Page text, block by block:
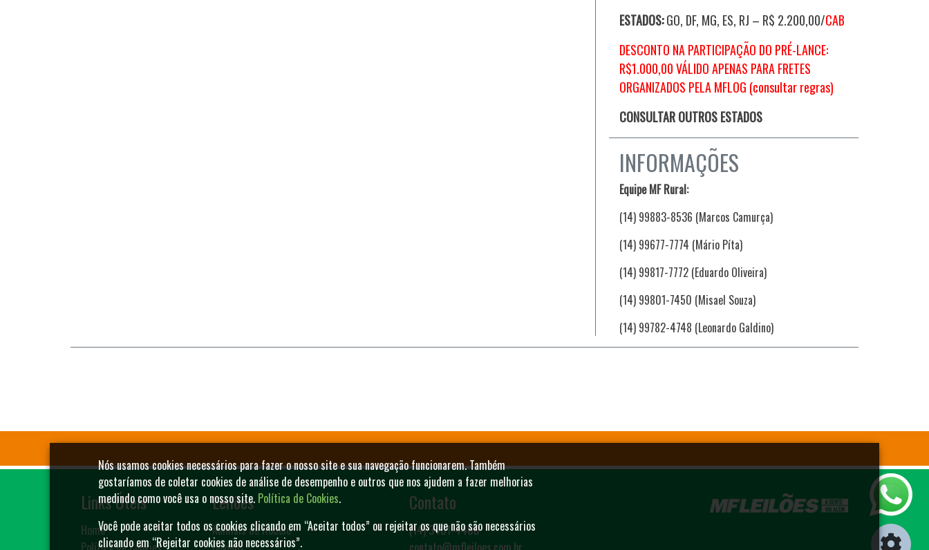
ESTADOS:GO, DF, MG, ES, RJ – R$ 2.200,00/CAB
DESCONTO NA PARTICIPAÇÃO DO PRÉ-LANCE:
R$1.000,00 VÁLIDO APENAS PARA FRETES
ORGANIZADOS PELA MFLOG (consultar regras)
CONSULTAR OUTROS ESTADOS
INFORMAÇÕES
Equipe MF Rural:
(14) 99883-8536 (Marcos Camurça)
(14) 99677-7774 (Mário Píta)
(14) 99817-7772 (Eduardo Oliveira)
(14) 99801-7450 (Misael Souza)
(14) 99782-4748 (Leonardo Galdino)
Links Úteis
Home
Leilões
Animais de Rodeio
Contato
(14) 3401-4400
Nós usamos cookies necessários para fazer o nosso site e sua navegação funcionarem. Também
gostaríamos de coletar cookies de análise de desempenho e outros que nos ajudem a fazer melhorias
medindo como você usa o nosso site. Política de Cookies.
Você pode aceitar todos os cookies clicando em “Aceitar todos” ou rejeitar os que não são necessários
clicando em “Rejeitar cookies não necessários”.